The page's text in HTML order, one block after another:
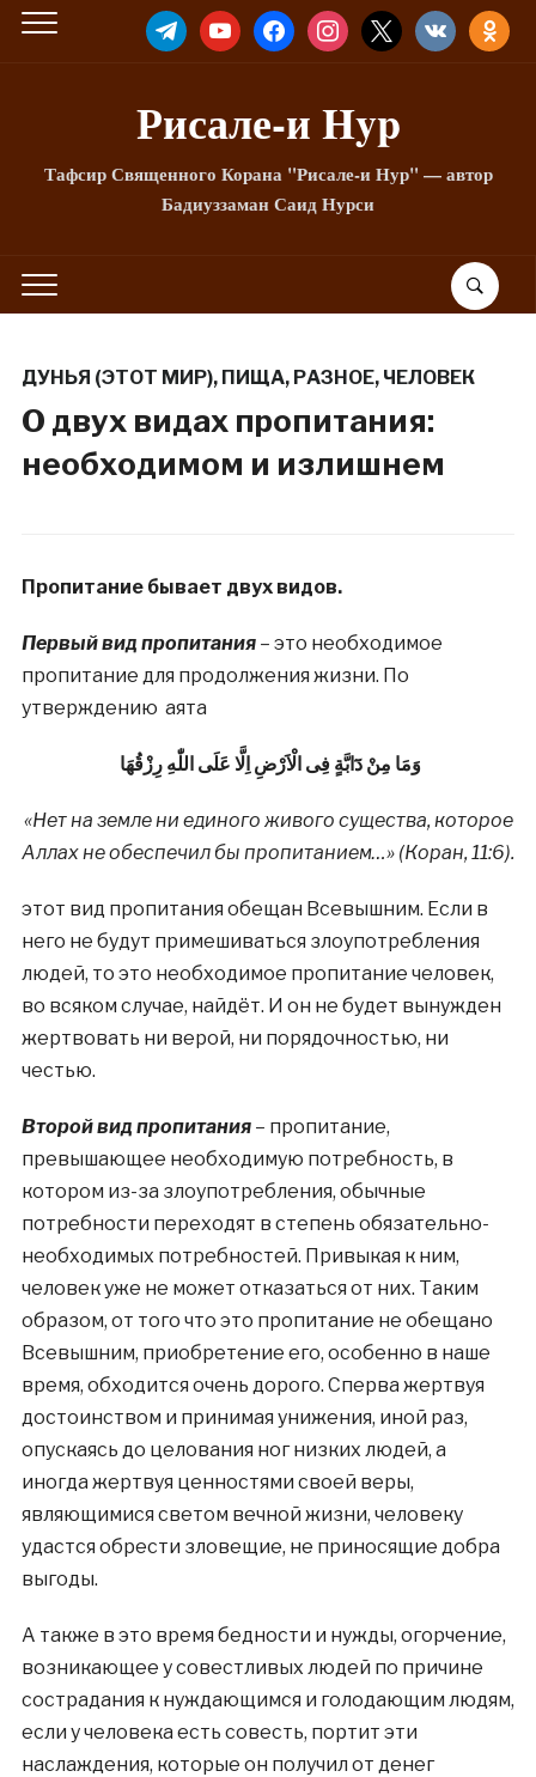
TELEGRAMYOUTUBEFACEBOOKINSTAGRAM
X VKONTAKTE
Рисале-и Hyp
Тафсир Священного Корана "Рисале-и Нур" — автор
Бадиуззаман Саид Нурси
ДУНЬЯ (ЭТОТ МИР), ПИЩА, РАЗНОЕ, ЧЕЛОВЕК
О двух видах пропитания:
необходимом и излишнем
Пропитание бывает двух видов.
Первый вид пропитания– это необходимое
пропитание для продолжения жизни. По
утверждению аята
وَمَا مِنْ دَٓابَّةٍ فِى الْاَرْضِ اِلَّا عَلَى اللّٰهِ رِزْقُهَا
«Нет на земле ни единого живого существа, которое
Аллах не обеспечил бы пропитанием…» (Коран, 11:6).
этот вид пропитания обещан Всевышним. Если в
него не будут примешиваться злоупотребления
людей, то это необходимое пропитание человек,
во всяком случае, найдёт. И он не будет вынужден
жертвовать ни верой, ни порядочностью, ни
честью.
Второй вид пропитания – пропитание,
превышающее необходимую потребность, в
котором из-за злоупотребления, обычные
потребности переходят в степень обязательно-
необходимых потребностей. Привыкая к ним,
человек уже не может отказаться от них. Таким
образом, от того что это пропитание не обещано
Всевышним, приобретение его, особенно в наше
время, обходится очень дорого. Сперва жертвуя
достоинством и принимая унижения, иной раз,
опускаясь до целования ног низких людей, а
иногда жертвуя ценностями своей веры,
являющимися светом вечной жизни, человеку
удастся обрести зловещие, не приносящие добра
выгоды.
А также в это время бедности и нужды, огорчение,
возникающее у совестливых людей по причине
сострадания к нуждающимся и голодающим людям,
если у человека есть совесть, портит эти
наслаждения, которые он получил от денег